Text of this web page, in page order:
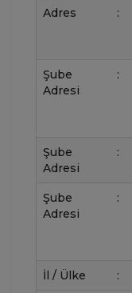
Adres :
Şube
Adresi
:
Şube
Adresi
:
Şube
Adresi
:
İl / Ülke :